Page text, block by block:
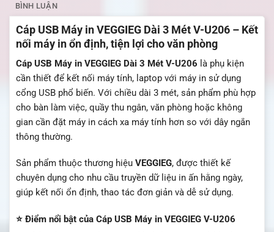
BÌNH LUẬN
Cáp USB Máy in VEGGIEG Dài 3 Mét V-U206 – Kết
nối máy in ổn định, tiện lợi cho văn phòng
Cáp USB Máy in VEGGIEG Dài 3 Mét V-U206 là phụ kiện
cần thiết để kết nối máy tính, laptop với máy in sử dụng
cổng USB phổ biến. Với chiều dài 3 mét, sản phẩm phù hợp
cho bàn làm việc, quầy thu ngân, văn phòng hoặc không
gian cần đặt máy in cách xa máy tính hơn so với dây ngắn
thông thường.
Sản phẩm thuộc thương hiệu VEGGIEG, được thiết kế
chuyên dụng cho nhu cầu truyền dữ liệu in ấn hằng ngày,
giúp kết nối ổn định, thao tác đơn giản và dễ sử dụng.
⭐ Điểm nổi bật của Cáp USB Máy in VEGGIEG V-U206